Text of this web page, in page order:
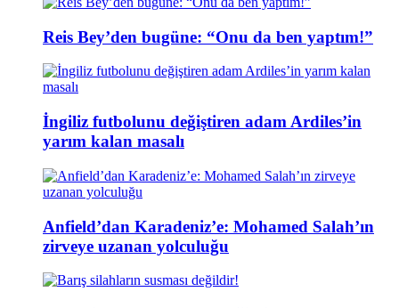
Reis Bey’den bugüne: “Onu da ben yaptım!”
İngiliz futbolunu değiştiren adam Ardiles’in
yarım kalan masalı
Anfield’dan Karadeniz’e: Mohamed Salah’ın
zirveye uzanan yolculuğu